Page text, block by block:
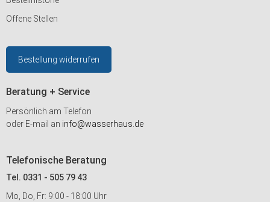
Offene Stellen
Bestellung widerrufen
Beratung + Service
Persönlich am Telefon
oder E-mail an info@wasserhaus.de
Telefonische Beratung
Tel. 0331 - 505 79 43
Mo, Do, Fr: 9:00 - 18:00 Uhr